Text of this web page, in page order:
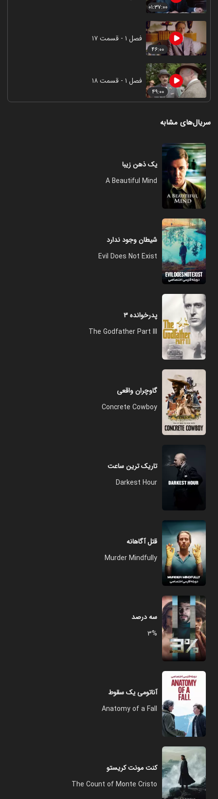
۰۱:۳۷:۰۰
۴۶:۰۰
فصل ۱ - قسمت ۱۷
۴۹:۰۰
فصل ۱ - قسمت ۱۸
سریال‌های مشابه
یک ذهن زیبا
A Beautiful Mind
شیطان وجود ندارد
Evil Does Not Exist
پدرخوانده ۳
The Godfather Part III
گاوچران واقعی
Concrete Cowboy
تاریک ترین ساعت
Darkest Hour
قتل آگاهانه
Murder Mindfully
سه درصد
3%
آناتومی یک سقوط
Anatomy of a Fall
کنت مونت کریستو
The Count of Monte Cristo